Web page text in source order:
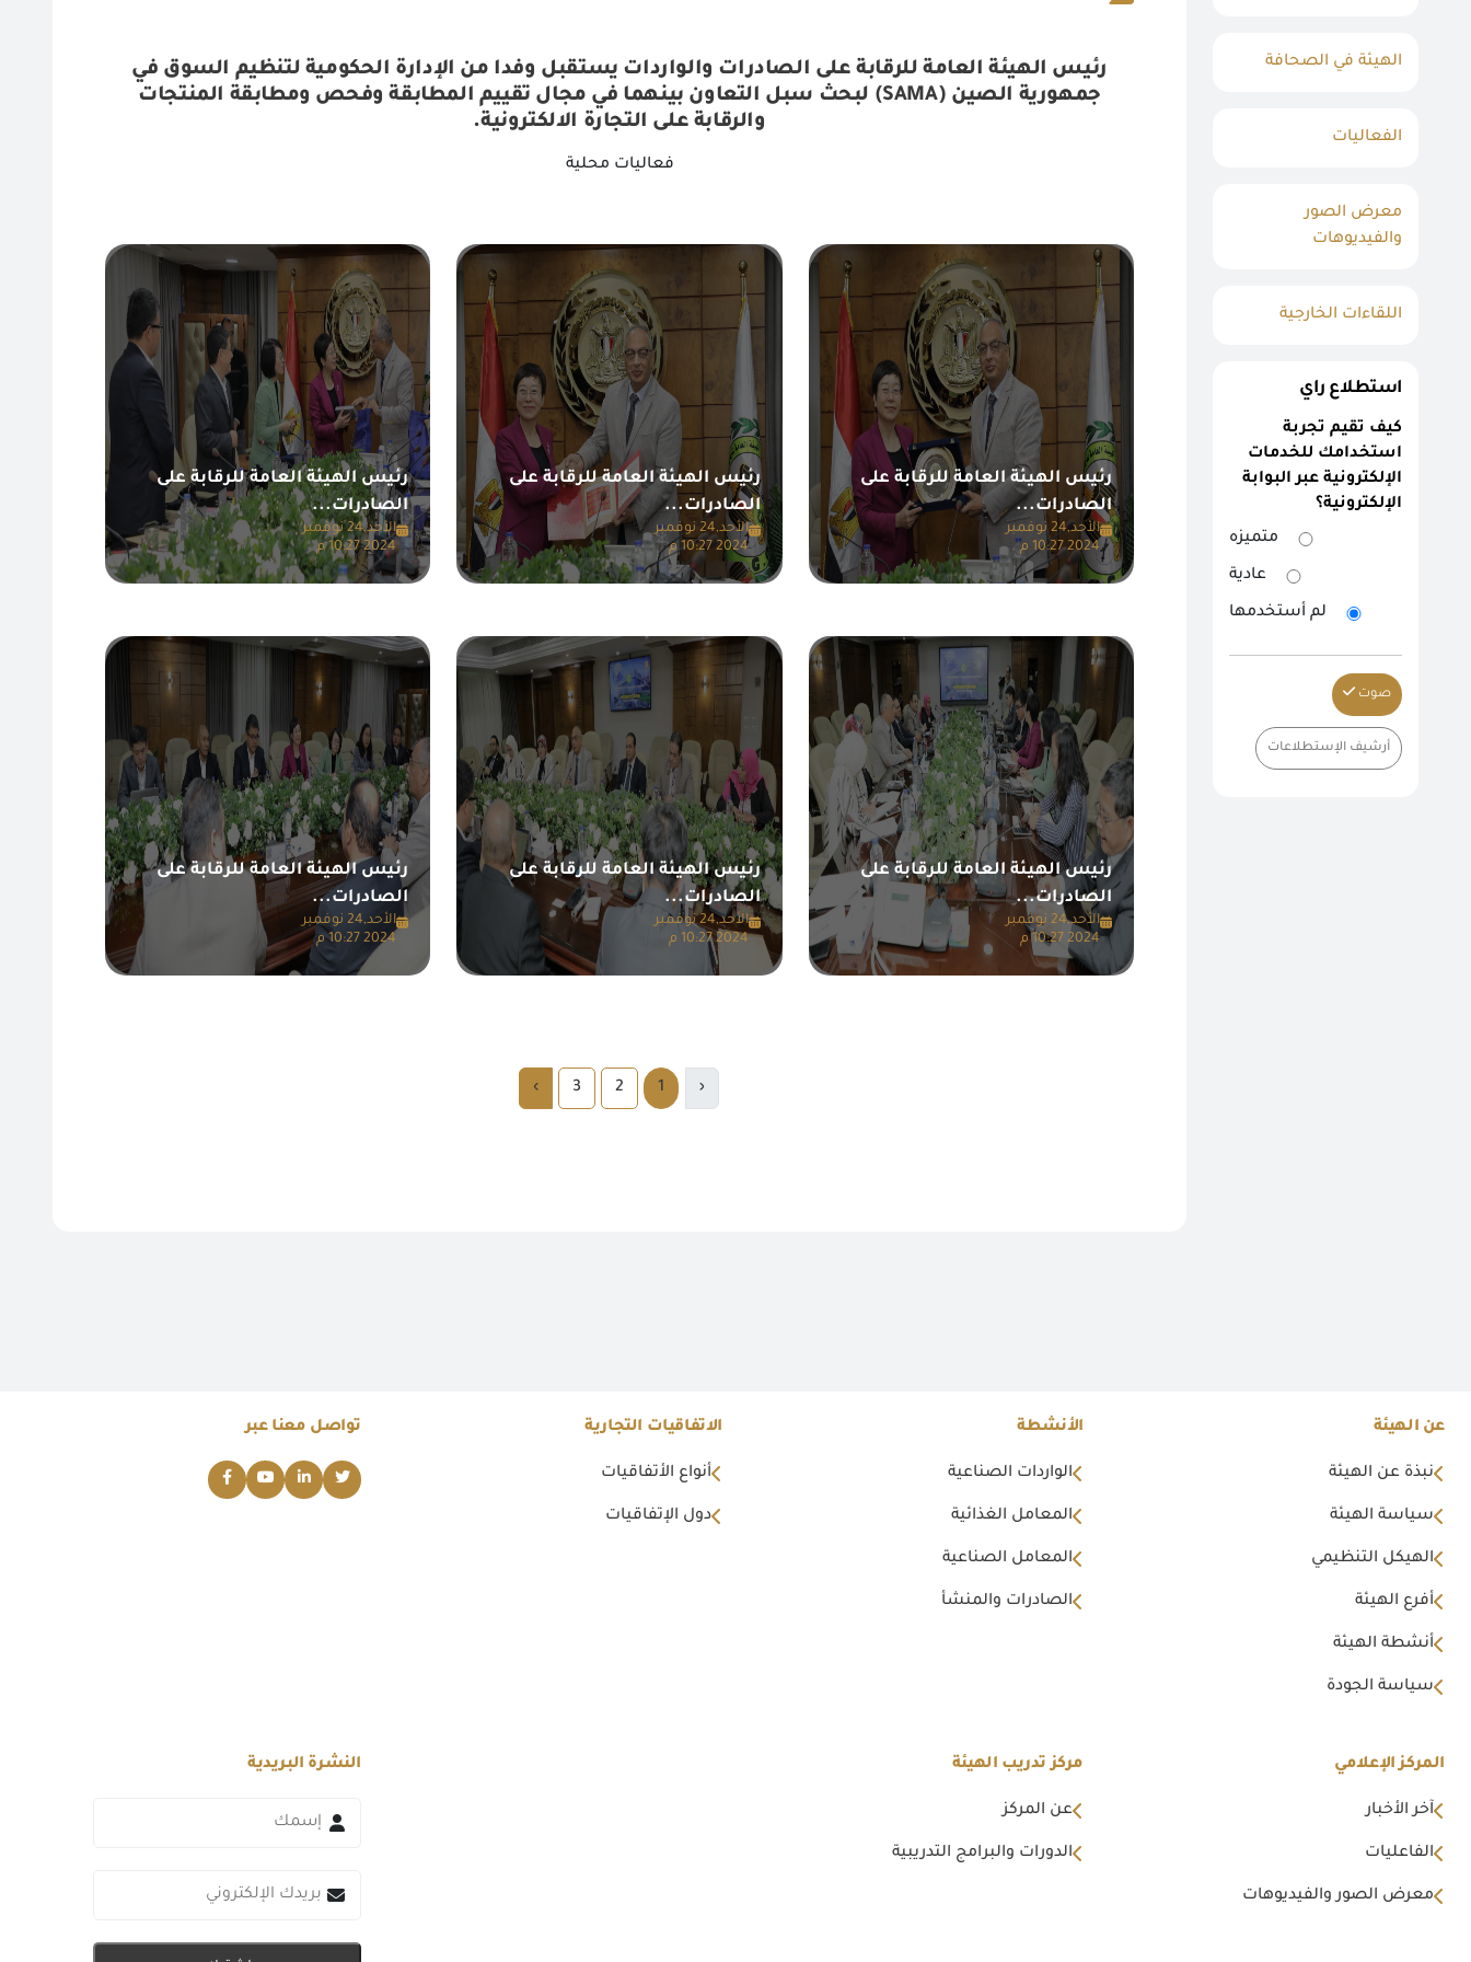
الهيئة في الصحافة
الفعاليات
معرض الصور
والفيديوهات
اللقاءات الخارجية
استطلاع راي
كيف تقيم تجربة
استخدامك للخدمات
الإلكترونية عبر البوابة
الإلكترونية؟
متميزه
عادية
لم أستخدمها
صوت
أرشيف الإستطلاعات
رئيس الهيئة العامة للرقابة على الصادرات والواردات يستقبل وفدا من الإدارة الحكومية لتنظيم السوق في
جمهورية الصين (SAMA) لبحث سبل التعاون بينهما في مجال تقييم المطابقة وفحص ومطابقة المنتجات
والرقابة على التجارة الالكترونية.
فعاليات محلية
رئيس الهيئة العامة للرقابة على
الصادرات...
الأحد,24 نوفمبر
2024 10:27 م
رئيس الهيئة العامة للرقابة على
الصادرات...
الأحد,24 نوفمبر
2024 10:27 م
رئيس الهيئة العامة للرقابة على
الصادرات...
الأحد,24 نوفمبر
2024 10:27 م
رئيس الهيئة العامة للرقابة على
الصادرات...
الأحد,24 نوفمبر
2024 10:27 م
رئيس الهيئة العامة للرقابة على
الصادرات...
الأحد,24 نوفمبر
2024 10:27 م
رئيس الهيئة العامة للرقابة على
الصادرات...
الأحد,24 نوفمبر
2024 10:27 م
‹
1
2
3
›
عن الهيئة
نبذة عن الهيئة
سياسة الهيئة
الهيكل التنظيمي
أفرع الهيئة
أنشطة الهيئة
سياسة الجودة
الأنشطة
الواردات الصناعية
المعامل الغذائية
المعامل الصناعية
الصادرات والمنشأ
الاتفاقيات التجارية
أنواع الأتفاقيات
دول الإتفاقيات
تواصل معنا عبر
المركز الإعلامي
آخر الأخبار
الفاعليات
معرض الصور والفيديوهات
مركز تدريب الهيئة
عن المركز
الدورات والبرامج التدريبية
النشرة البريدية